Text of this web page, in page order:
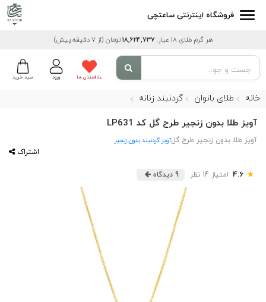
فروشگاه اینترنتی ساعتچی
هر گرم طلای 18 عیار: 18,624,737تومان (از 7 دقیقه پیش)
سبد خرید ورود علاقمندی ها
خانه طلای بانوان گردنبند زنانه
آویز طلا بدون زنجیر طرح گل کد LP631
آویز طلا بدون زنجیر طرح گلآویز گردنبند بدون زنجیر
اشتراک
★
4.6 امتیاز 14 نظر 9 دیدگاه